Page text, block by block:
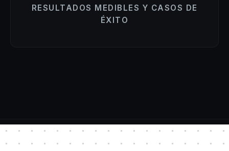
RESULTADOS MEDIBLES Y CASOS DE
ÉXITO